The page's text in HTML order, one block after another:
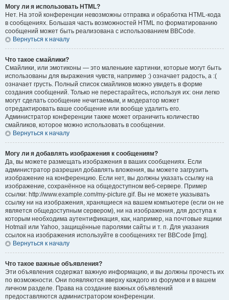
Могу ли я использовать HTML?
Нет. На этой конференции невозможны отправка и обработка HTML-кода
в сообщениях. Большая часть возможностей HTML по форматированию
сообщений может быть реализована с использованием BBCode.
Вернуться к началу
Что такое смайлики?
Смайлики, или эмотиконы — это маленькие картинки, которые могут быть
использованы для выражения чувств, например :) означает радость, а :(
означает грусть. Полный список смайликов можно увидеть в форме
создания сообщений. Только не перестарайтесь, используя их: они легко
могут сделать сообщение нечитаемым, и модератор может
отредактировать ваше сообщение или вообще удалить его.
Администратор конференции также может ограничить количество
смайликов, которое можно использовать в сообщении.
Вернуться к началу
Могу ли я добавлять изображения к сообщениям?
Да, вы можете размещать изображения в ваших сообщениях. Если
администратор разрешил добавлять вложения, вы можете загрузить
изображение на конференцию. Если нет, вы должны указать ссылку на
изображение, сохранённое на общедоступном веб-сервере. Пример
ссылки: http://www.example.com/my-picture.gif. Вы не можете указывать
ссылку ни на изображения, хранящиеся на вашем компьютере (если он не
является общедоступным сервером), ни на изображения, для доступа к
которым необходима аутентификация, как, например, на почтовые ящики
Hotmail или Yahoo, защищённые паролями сайты и т. п. Для указания
ссылок на изображения используйте в сообщениях тег BBCode [img].
Вернуться к началу
Что такое важные объявления?
Эти объявления содержат важную информацию, и вы должны прочесть их
по возможности. Они появляются вверху каждого из форумов и в вашем
личном разделе. Права на создание важных объявлений
предоставляются администратором конференции.